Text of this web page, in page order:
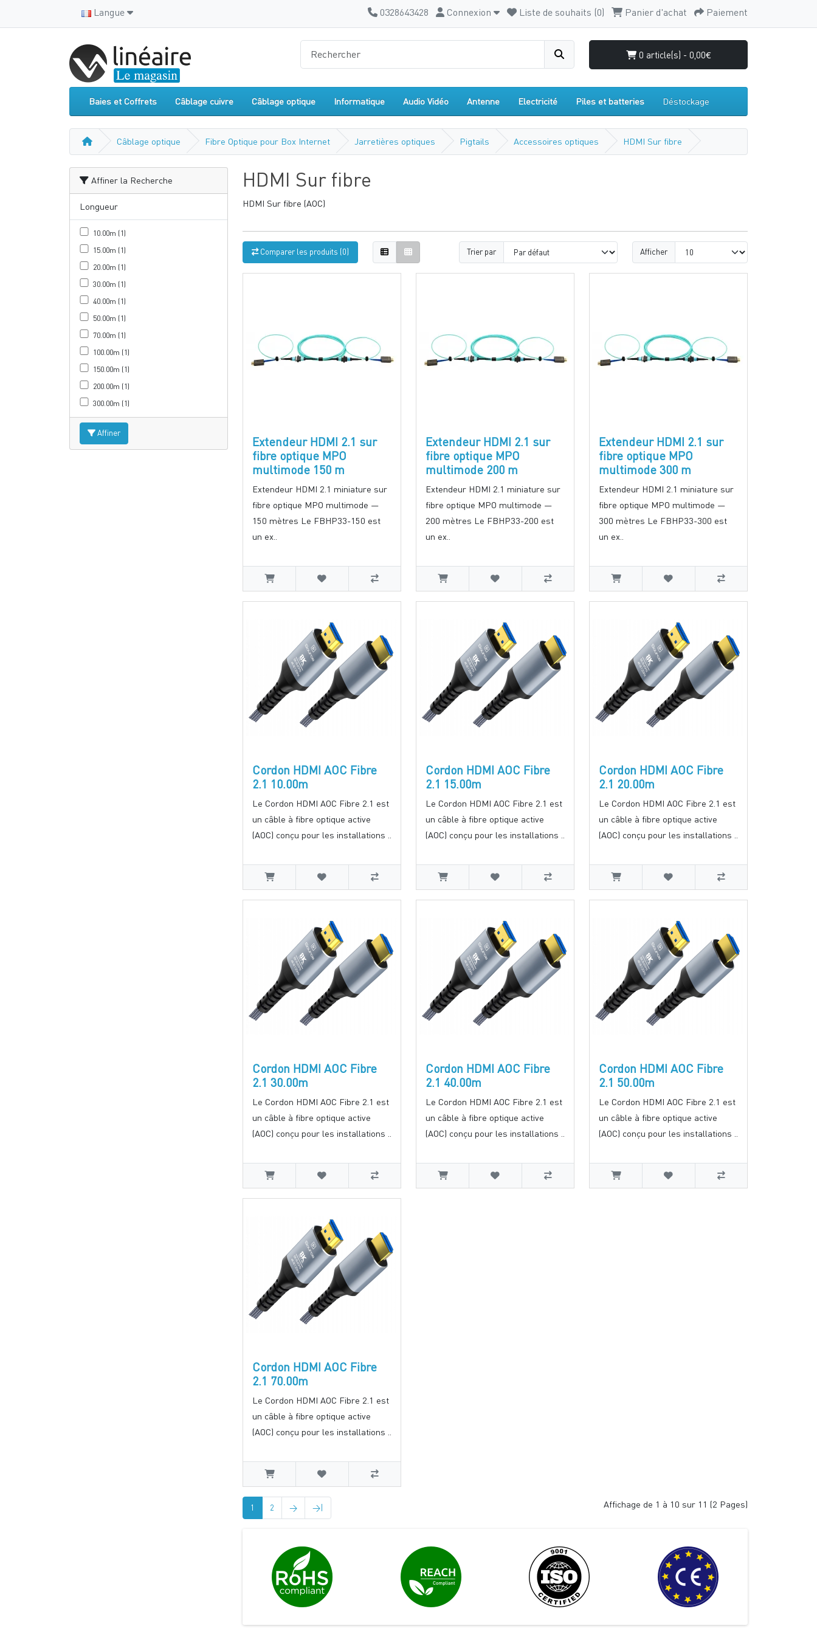
Langue 0328643428 Connexion Liste de souhaits (0) Panier d'achat Paiement
0 article(s) - 0,00€
Baies et Coffrets Câblage cuivre Câblage optique Informatique Audio Vidéo Antenne Electricité Piles et batteries Déstockage
Câblage optique Fibre Optique pour Box Internet Jarretières optiques Pigtails Accessoires optiques HDMI Sur fibre
Affiner la Recherche
Longueur
10.00m (1)
15.00m (1)
20.00m (1)
30.00m (1)
40.00m (1)
50.00m (1)
70.00m (1)
100.00m (1)
150.00m (1)
200.00m (1)
300.00m (1)
Affiner
HDMI Sur fibre
HDMI Sur fibre (AOC)
Comparer les produits (0) Trier par Afficher
Extendeur HDMI 2.1 sur
fibre optique MPO
multimode 150 m
Extendeur HDMI 2.1 miniature sur
fibre optique MPO multimode —
150 mètres Le FBHP33-150 est
un ex..
Extendeur HDMI 2.1 sur
fibre optique MPO
multimode 200 m
Extendeur HDMI 2.1 miniature sur
fibre optique MPO multimode —
200 mètres Le FBHP33-200 est
un ex..
Extendeur HDMI 2.1 sur
fibre optique MPO
multimode 300 m
Extendeur HDMI 2.1 miniature sur
fibre optique MPO multimode —
300 mètres Le FBHP33-300 est
un ex..
Cordon HDMI AOC Fibre
2.1 10.00m
Le Cordon HDMI AOC Fibre 2.1 est
un câble à fibre optique active
(AOC) conçu pour les installations ..
Cordon HDMI AOC Fibre
2.1 15.00m
Le Cordon HDMI AOC Fibre 2.1 est
un câble à fibre optique active
(AOC) conçu pour les installations ..
Cordon HDMI AOC Fibre
2.1 20.00m
Le Cordon HDMI AOC Fibre 2.1 est
un câble à fibre optique active
(AOC) conçu pour les installations ..
Cordon HDMI AOC Fibre
2.1 30.00m
Le Cordon HDMI AOC Fibre 2.1 est
un câble à fibre optique active
(AOC) conçu pour les installations ..
Cordon HDMI AOC Fibre
2.1 40.00m
Le Cordon HDMI AOC Fibre 2.1 est
un câble à fibre optique active
(AOC) conçu pour les installations ..
Cordon HDMI AOC Fibre
2.1 50.00m
Le Cordon HDMI AOC Fibre 2.1 est
un câble à fibre optique active
(AOC) conçu pour les installations ..
Cordon HDMI AOC Fibre
2.1 70.00m
Le Cordon HDMI AOC Fibre 2.1 est
un câble à fibre optique active
(AOC) conçu pour les installations ..
1 2 > >| Affichage de 1 à 10 sur 11 (2 Pages)